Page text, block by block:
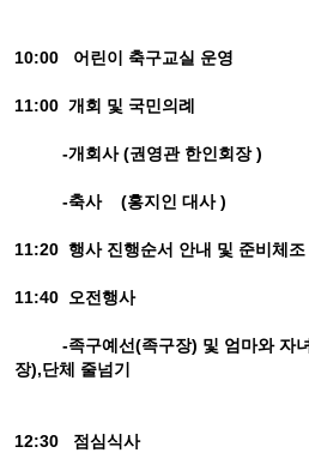
10:00 어린이 축구교실 운영
11:00 개회 및 국민의례
-개회사 (권영관 한인회장 )
-축사 (홍지인 대사 )
11:20 행사 진행순서 안내 및 준비체조
11:40 오전행사
-족구예선(족구장) 및 엄마와 자녀
장),단체 줄넘기
12:30 점심식사